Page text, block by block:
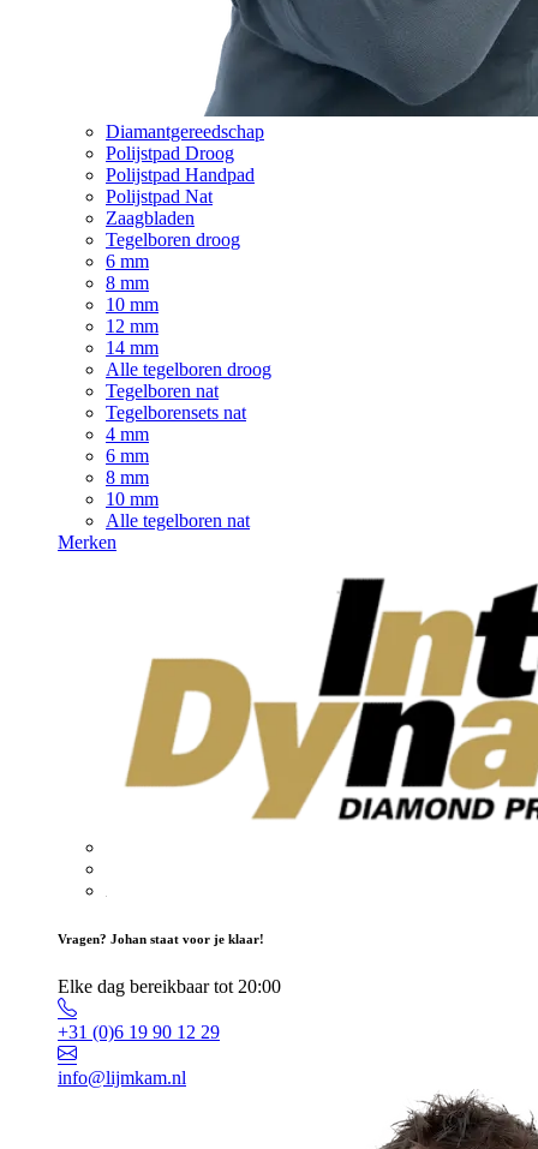
Diamantgereedschap
Polijstpad Droog
Polijstpad Handpad
Polijstpad Nat
Zaagbladen
Tegelboren droog
6 mm
8 mm
10 mm
12 mm
14 mm
Alle tegelboren droog
Tegelboren nat
Tegelborensets nat
4 mm
6 mm
8 mm
10 mm
Alle tegelboren nat
Merken
Vragen? Johan staat voor je klaar!
Elke dag bereikbaar tot 20:00
+31 (0)6 19 90 12 29
info@lijmkam.nl